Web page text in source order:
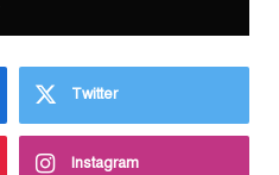
Twitter
Instagram